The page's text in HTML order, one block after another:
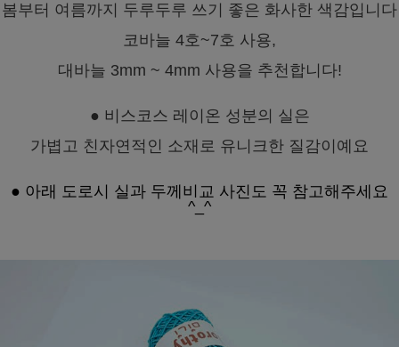
봄부터 여름까지 두루두루 쓰기 좋은 화사한 색감입니다
코바늘 4호~7호 사용,
대바늘 3mm ~ 4mm 사용을 추천합니다!
● 비스코스 레이온 성분의 실은
가볍고 친자연적인 소재로 유니크한 질감이예요
● 아래 도로시 실과 두께비교 사진도 꼭 참고해주세요
^_^